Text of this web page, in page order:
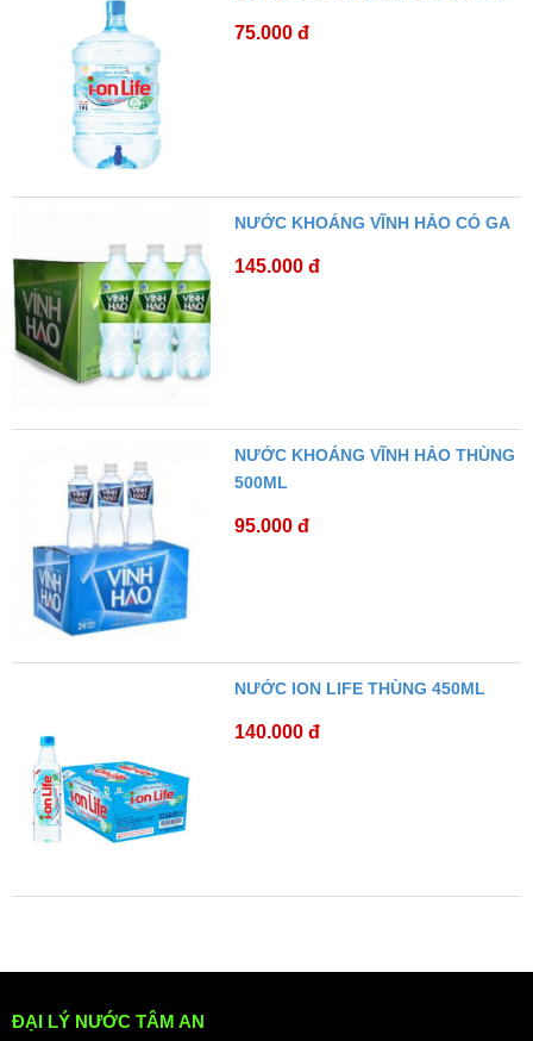
75.000 đ
NƯỚC KHOÁNG VĨNH HẢO CÓ GA
145.000 đ
NƯỚC KHOÁNG VĨNH HẢO THÙNG
500ML
95.000 đ
NƯỚC ION LIFE THÙNG 450ML
140.000 đ
ĐẠI LÝ NƯỚC TÂM AN